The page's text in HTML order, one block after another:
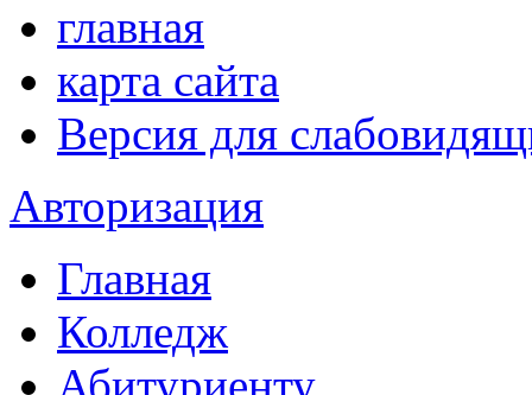
главная
карта сайта
Версия для
Авторизация
Главная
Колледж